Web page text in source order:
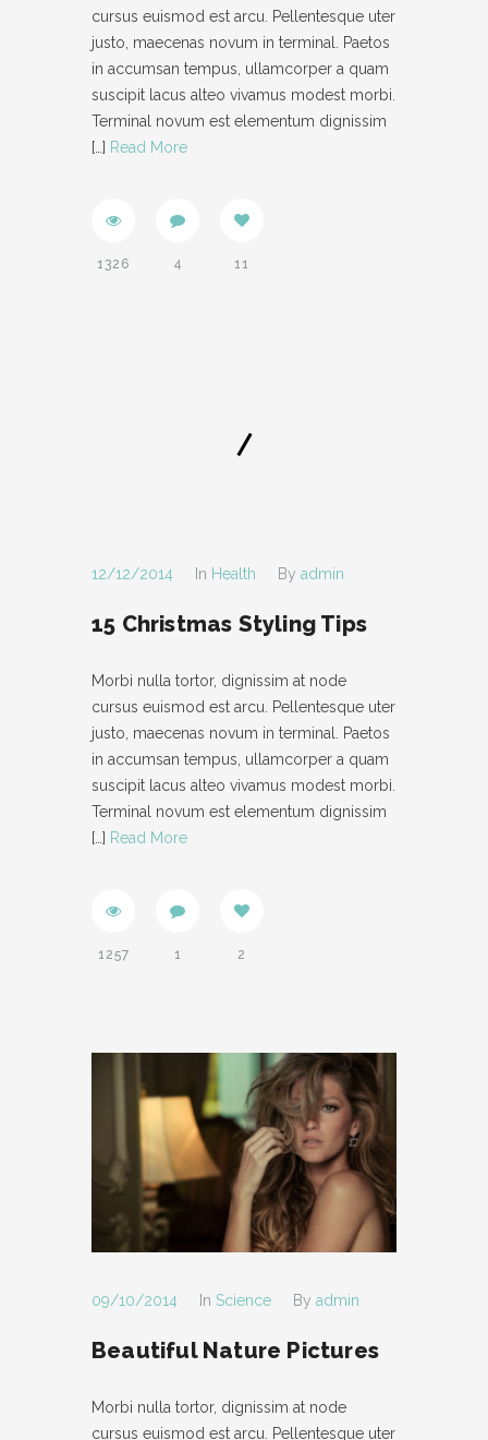
cursus euismod est arcu. Pellentesque uter
justo, maecenas novum in terminal. Paetos
in accumsan tempus, ullamcorper a quam
suscipit lacus alteo vivamus modest morbi.
Terminal novum est elementum dignissim
[…] Read More
1326 4 11
12/12/2014 In Health By admin
15 Christmas Styling Tips
Morbi nulla tortor, dignissim at node
cursus euismod est arcu. Pellentesque uter
justo, maecenas novum in terminal. Paetos
in accumsan tempus, ullamcorper a quam
suscipit lacus alteo vivamus modest morbi.
Terminal novum est elementum dignissim
[…] Read More
1257 1 2
09/10/2014 In Science By admin
Beautiful Nature Pictures
Morbi nulla tortor, dignissim at node
cursus euismod est arcu. Pellentesque uter